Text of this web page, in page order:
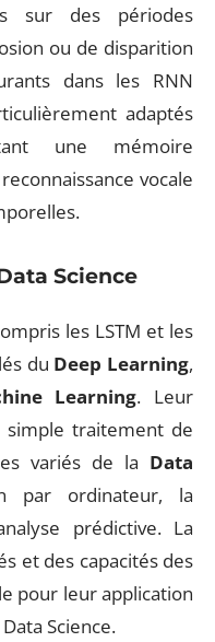
sur des périodes
ou de disparition
dans les RNN
adaptés
une mémoire
vocale
Science
les LSTM et les
du Deep Learning,
Learning. Leur
simple traitement de
variés de la Data
par ordinateur, la
prédictive. La
et des capacités des
pour leur application
Science.